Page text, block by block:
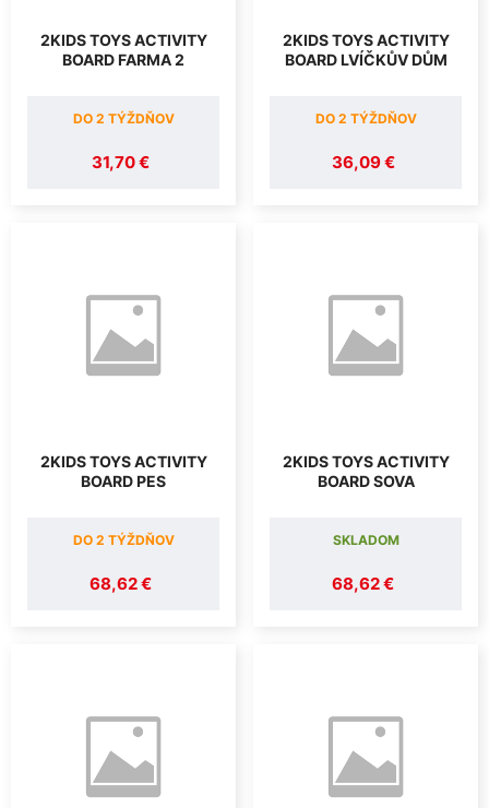
2KIDS TOYS ACTIVITY
BOARD FARMA 2
31,70 €
DO 2 TÝŽDŇOV
2KIDS TOYS ACTIVITY
BOARD LVÍČKŮV DŮM
36,09 €
DO 2 TÝŽDŇOV
2KIDS TOYS ACTIVITY
BOARD PES
68,62 €
DO 2 TÝŽDŇOV
2KIDS TOYS ACTIVITY
BOARD SOVA
68,62 €
SKLADOM